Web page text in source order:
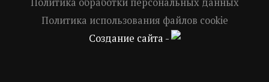
Политика использования файлов cookie
Создание сайта -